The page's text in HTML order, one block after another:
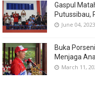
Gaspul
Putussibau,
June 04, 2023
Buka
Menjaga
March 11,